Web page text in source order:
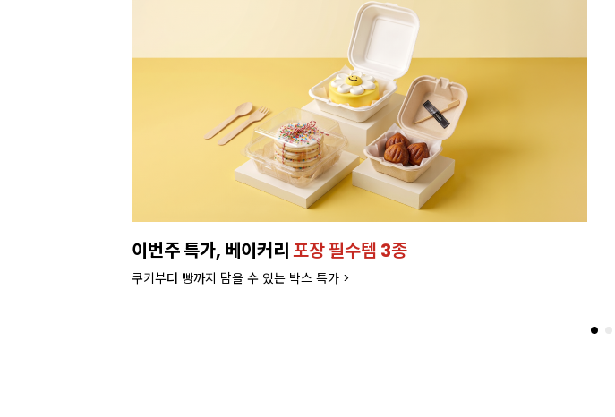
이번주 특가, 베이커리포장 필수템 3종
쿠키부터 빵까지 담을 수 있는 박스 특가 >